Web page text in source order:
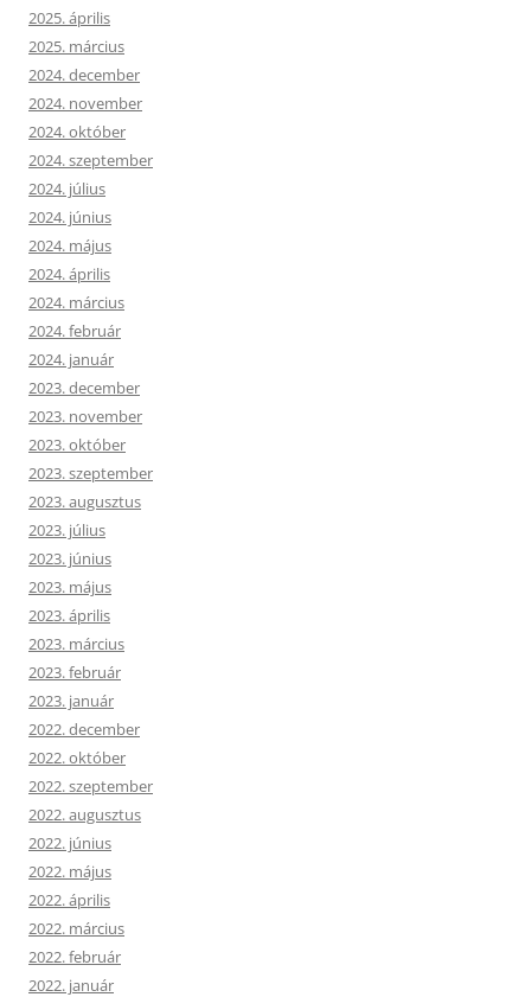
2025. április
2025. március
2024. december
2024. november
2024. október
2024. szeptember
2024. július
2024. június
2024. május
2024. április
2024. március
2024. február
2024. január
2023. december
2023. november
2023. október
2023. szeptember
2023. augusztus
2023. július
2023. június
2023. május
2023. április
2023. március
2023. február
2023. január
2022. december
2022. október
2022. szeptember
2022. augusztus
2022. június
2022. május
2022. április
2022. március
2022. február
2022. január